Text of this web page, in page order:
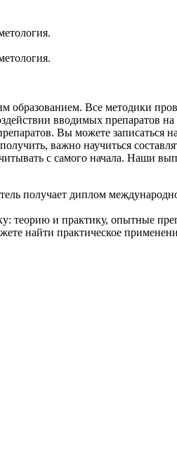
Все методики
вводимых препаратов
Вы можете
важно научиться
с самого начала. Наши
получает диплом
теорию и практику, опытные
найти практическое